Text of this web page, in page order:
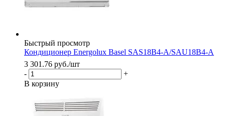
Быстрый просмотр
Кондиционер Energolux Basel SAS18B4-A/SAU18B4-A
3 301.76 руб./шт
-
+
В корзину